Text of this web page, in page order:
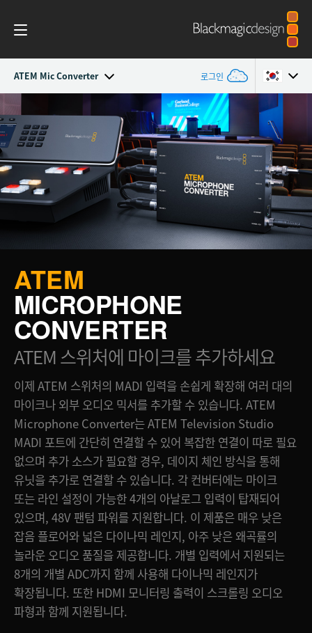
ATEM Mic Converter 로그인
시작하기
디자인
편집
ATEM Mic Converter
사양
Argentina
Austria
Brazil
Denmark
Finland
France
Germany
Hong Kong SAR, China
India
Italy
Japan
Korea
Mexico
Malaysia
ATEM
MICROPHONE
CONVERTER
ATEM 스위처에 마이크를 추가하세요
이제 ATEM 스위처의 MADI 입력을 손쉽게 확장해 여러 대의
마이크나 외부 오디오 믹서를 추가할 수 있습니다. ATEM
Microphone Converter는 ATEM Television Studio
MADI 포트에 간단히 연결할 수 있어 복잡한 연결이 따로 필요
없으며 추가 소스가 필요할 경우, 데이지 체인 방식을 통해
유닛을 추가로 연결할 수 있습니다. 각 컨버터에는 마이크
또는 라인 설정이 가능한 4개의 아날로그 입력이 탑재되어
있으며, 48V 팬텀 파워를 지원합니다. 이 제품은 매우 낮은
잡음 플로어와 넓은 다이나믹 레인지, 아주 낮은 왜곡률의
놀라운 오디오 품질을 제공합니다. 개별 입력에서 지원되는
8개의 개별 ADC까지 함께 사용해 다이나믹 레인지가
확장됩니다. 또한 HDMI 모니터링 출력이 스크롤링 오디오
파형과 함께 지원됩니다.